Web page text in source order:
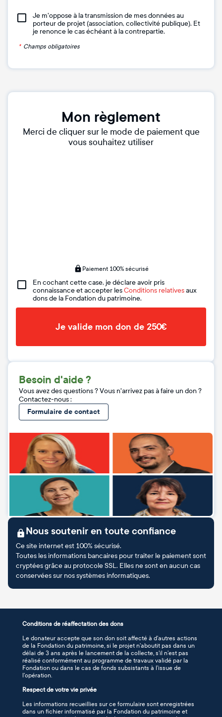
Je m'oppose à la transmission de mes données au
porteur de projet (association, collectivité publique). Et
je renonce le cas échéant à la contrepartie.
* Champs obligatoires
Mon règlement
Merci de cliquer sur le mode de paiement que
vous souhaitez utiliser
Paiement 100% sécurisé
En cochant cette case, je déclare avoir pris
connaissance et accepter lesConditions relativesaux
dons de la Fondation du patrimoine.
Je valide mon don de 250€
Besoin d'aide ?
Vous avez des questions ? Vous n'arrivez pas à faire un don ?
Contactez-nous :
Formulaire de contact
Nous soutenir en toute confiance
Ce site internet est 100% sécurisé.
Toutes les informations bancaires pour traiter le paiement sont
cryptées grâce au protocole SSL. Elles ne sont en aucun cas
conservées sur nos systèmes informatiques.
Conditions de réaffectation des dons
Le donateur accepte que son don soit affecté à d’autres actions
de la Fondation du patrimoine, si le projet n’aboutit pas dans un
délai de 3 ans après le lancement de la collecte, s’il n’est pas
réalisé conformément au programme de travaux validé par la
Fondation ou dans le cas de fonds subsistants à l’issue de
l’opération.
Respect de votre vie privée
Les informations recueillies sur ce formulaire sont enregistrées
dans un fichier informatisé par la Fondation du patrimoine et